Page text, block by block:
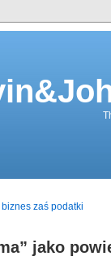
biznes zaś podatki
jako